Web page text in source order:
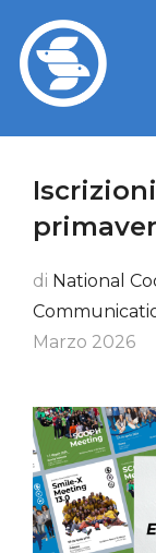
di National
Marzo 2026